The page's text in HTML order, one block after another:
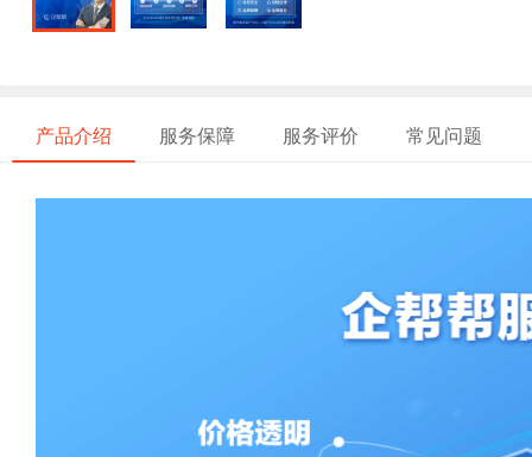
产品介绍 服务保障 服务评价 常见问题